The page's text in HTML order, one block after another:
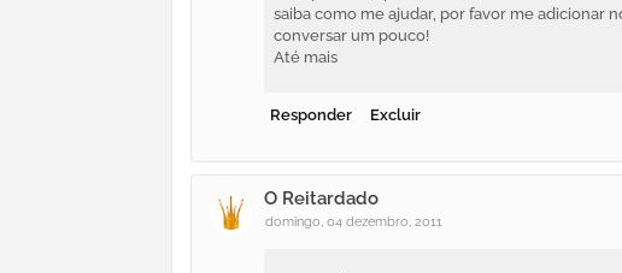
saiba como me ajudar, por favor me adicionar
conversar um pouco!
Até mais
Responder Excluir
O Reitardado
domingo, 04 dezembro, 2011